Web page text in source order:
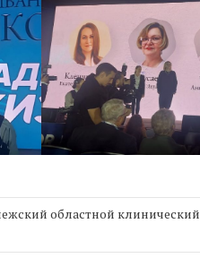
областной клинический